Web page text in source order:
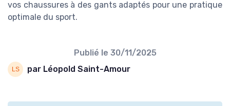
vos chaussures à des gants adaptés pour une pratique
optimale du sport.
Publié le 30/11/2025
par Léopold Saint-Amour